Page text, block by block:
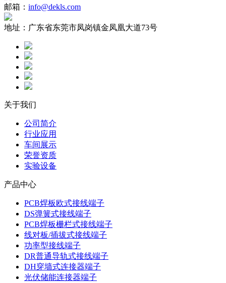
邮箱： info@dekls.com
地址： 广东省东莞市凤岗镇金凤凰大道73号
关于我们
公司简介
行业应用
车间展示
荣誉资质
实验设备
产品中心
PCB焊板欧式接线端子
DS弹簧式接线端子
PCB焊板栅栏式接线端子
线对板/插拔式接线端子
功率型接线端子
DR普通导轨式接线端子
DH穿墙式连接器端子
光伏储能连接器端子